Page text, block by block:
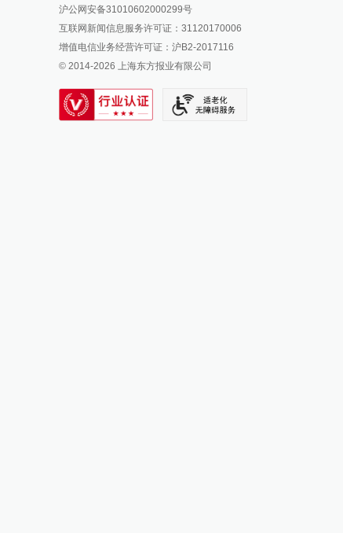
澎湃新闻抖音号
派生万物开放平台
IP SHANGHAI
SIXTH TONE
沪公网安备31010602000299号
互联网新闻信息服务许可证：31120170006
增值电信业务经营许可证：沪B2-2017116
© 2014-2026 上海东方报业有限公司